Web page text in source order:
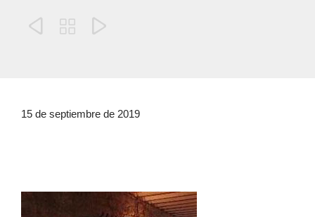
  
15 de septiembre de 2019